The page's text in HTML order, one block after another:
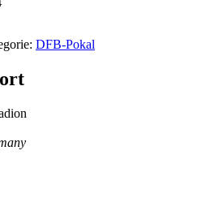
DFB-Pokal